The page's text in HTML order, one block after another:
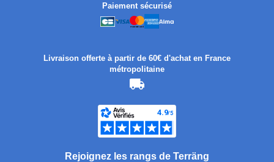
Paiement sécurisé
Livraison offerte à partir de 60€ d'achat en France
métropolitaine
Rejoignez les rangs de Terräng